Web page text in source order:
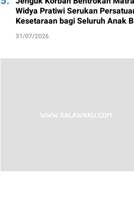
Widya Pratiwi Serukan
Kesetaraan bagi Seluruh Anak
31/07/2026